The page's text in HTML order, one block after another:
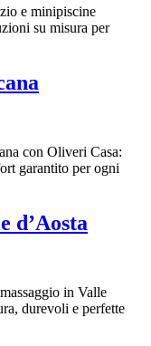
e minipiscine
su misura per
con Oliveri Casa:
garantito per ogni
d’Aosta
in Valle
durevoli e perfette